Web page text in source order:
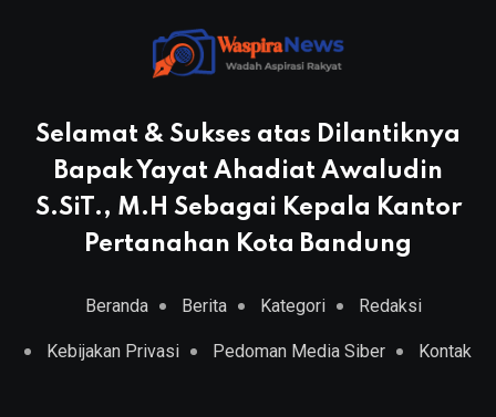
Selamat & Sukses atas Dilantiknya
Bapak Yayat Ahadiat Awaludin
S.SiT., M.H Sebagai Kepala Kantor
Pertanahan Kota Bandung
Beranda Berita Kategori Redaksi
Kebijakan Privasi Pedoman Media Siber Kontak